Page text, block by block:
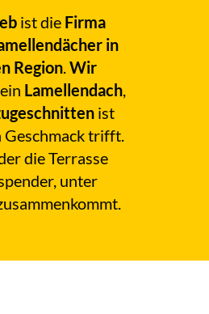
ist die Firma
in
Region.Wir
Lamellendach,
ist
Geschmack trifft.
die Terrasse
unter